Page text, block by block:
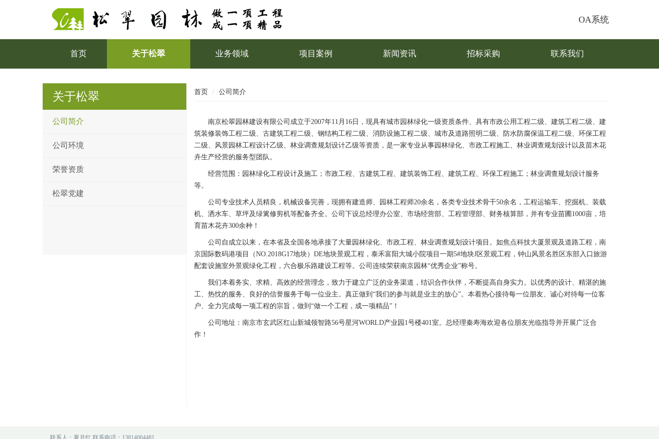
OA系统
首页 关于松翠 业务领域 项目案例 新闻资讯 招标采购 联系我们
关于松翠
公司简介
公司环境
荣誉资质
松翠党建
首页 公司简介
南京松翠园林建设有限公司成立于2007年11月16日，现具有城市园林绿化一级资质条件、具有市政公用工程二级、建筑工程二级、建
筑装修装饰工程二级、古建筑工程二级、钢结构工程二级、消防设施工程二级、城市及道路照明二级、防水防腐保温工程二级、环保工程
二级、风景园林工程设计乙级、林业调查规划设计乙级等资质，是一家专业从事园林绿化、市政工程施工、林业调查规划设计以及苗木花
卉生产经营的服务型团队。
经营范围：园林绿化工程设计及施工；市政工程、古建筑工程、建筑装饰工程、建筑工程、环保工程施工；林业调查规划设计服务
等。
公司专业技术人员精良，机械设备完善，现拥有建造师、园林工程师20余名，各类专业技术骨干50余名，工程运输车、挖掘机、装载
机、洒水车、草坪及绿篱修剪机等配备齐全。公司下设总经理办公室、市场经营部、工程管理部、财务核算部，并有专业苗圃1000亩，培
育苗木花卉300余种！
公司自成立以来，在本省及全国各地承接了大量园林绿化、市政工程、林业调查规划设计项目。如焦点科技大厦景观及道路工程，南
京国际数码港项目（NO.2018G17地块）DE地块景观工程，泰禾富阳大城小院项目一期5#地块J区景观工程，钟山风景名胜区东部入口旅游
配套设施室外景观绿化工程，六合极乐路建设工程等。公司连续荣获南京园林“优秀企业”称号。
我们本着务实、求精、高效的经营理念，致力于建立广泛的业务渠道，结识合作伙伴，不断提高自身实力。以优秀的设计、精湛的施
工、热忱的服务、良好的信誉服务于每一位业主。真正做到“我们的参与就是业主的放心”。本着热心接待每一位朋友、诚心对待每一位客
户、全力完成每一项工程的宗旨，做到“做一个工程，成一项精品”！
公司地址：南京市玄武区红山新城领智路56号星河WORLD产业园1号楼401室。总经理秦寿海欢迎各位朋友光临指导并开展广泛合
作！
联系人：夏月红 联系电话：13814004481